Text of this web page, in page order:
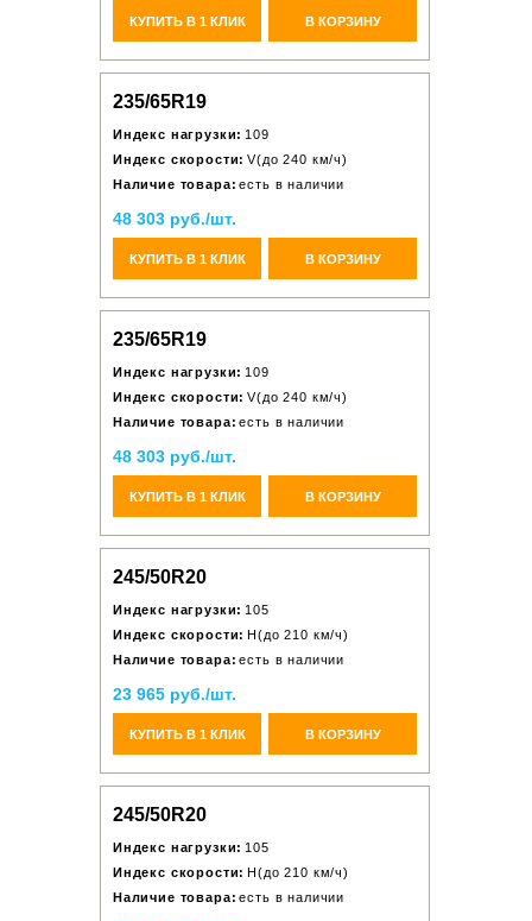
КУПИТЬ В 1 КЛИК В КОРЗИНУ
235/65R19
Индекс нагрузки: 109
Индекс скорости: V(до 240 км/ч)
Наличие товара: есть в наличии
48 303 руб./шт.
КУПИТЬ В 1 КЛИК В КОРЗИНУ
235/65R19
Индекс нагрузки: 109
Индекс скорости: V(до 240 км/ч)
Наличие товара: есть в наличии
48 303 руб./шт.
КУПИТЬ В 1 КЛИК В КОРЗИНУ
245/50R20
Индекс нагрузки: 105
Индекс скорости: H(до 210 км/ч)
Наличие товара: есть в наличии
23 965 руб./шт.
КУПИТЬ В 1 КЛИК В КОРЗИНУ
245/50R20
Индекс нагрузки: 105
Индекс скорости: H(до 210 км/ч)
Наличие товара: есть в наличии